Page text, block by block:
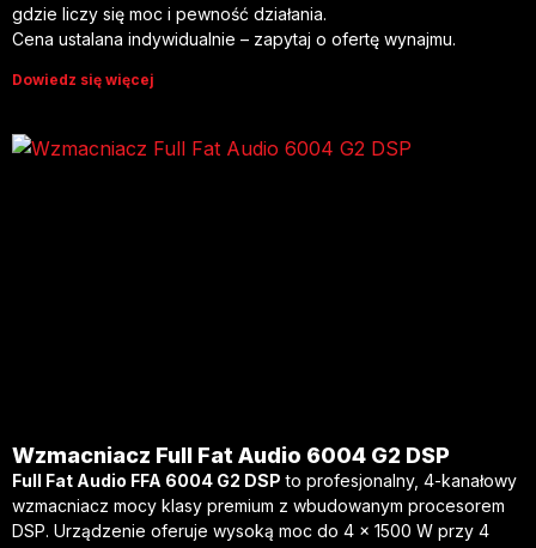
gdzie liczy się moc i pewność działania.
Cena ustalana indywidualnie – zapytaj o ofertę wynajmu.
Dowiedz się więcej
Wzmacniacz Full Fat Audio 6004 G2 DSP
Full Fat Audio FFA 6004 G2 DSP to profesjonalny, 4-kanałowy
wzmacniacz mocy klasy premium z wbudowanym procesorem
DSP. Urządzenie oferuje wysoką moc do 4 × 1500 W przy 4